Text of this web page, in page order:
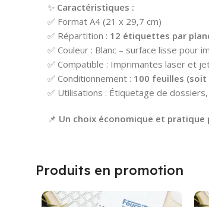
✨ Caractéristiques :
✅ Format A4 (21 x 29,7 cm)
✅ Répartition : 12 étiquettes par
✅ Couleur : Blanc – surface lisse pour
✅ Compatible : Imprimantes laser et
✅ Conditionnement : 100 feuilles
✅ Utilisations : Étiquetage de
📌 Un choix économique et
Produits en promotion